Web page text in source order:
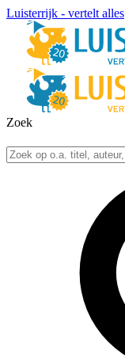
Luisterrijk - vertelt alles
Zoek